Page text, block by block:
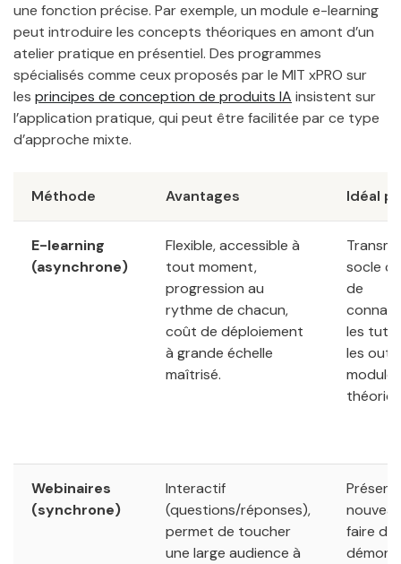
une fonction précise. Par exemple, un module e-learning
peut introduire les concepts théoriques en amont d’un
atelier pratique en présentiel. Des programmes
spécialisés comme ceux proposés par le MIT xPRO sur
les principes de conception de produits IA insistent sur
l’application pratique, qui peut être facilitée par ce type
d’approche mixte.
Méthode Avantages Idéal
E-learning
(asynchrone)
Flexible, accessible à
tout moment,
progression au
rythme de chacun,
coût de déploiement
à grande échelle
maîtrisé.
socle
de
les
les
modules
Webinaires
(synchrone)
Interactif
(questions/réponses),
permet de toucher
une large audience à
faire